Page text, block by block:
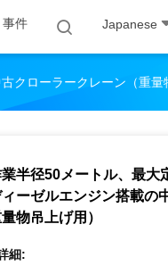
事件 Japanese
クローラークレーン（重量
半径50メートル、最大
ィーゼルエンジン搭載の
物吊上げ用）
細: